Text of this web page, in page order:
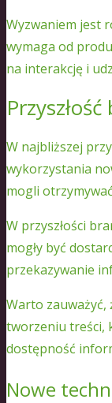
Wyzwaniem jest
wymaga od
na interakcję i
W najbliższej
wykorzystania
mogli
W przyszłości
mogły być
przekazywanie
Warto zauważyć,
tworzeniu treści,
dostępność
Nowe